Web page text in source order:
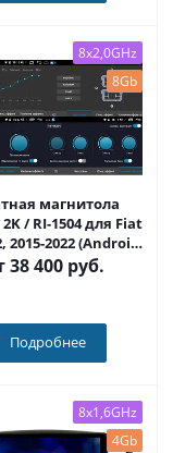
8x2,0GHz
8Gb
магнитола
/ RI-1504 для Fiat
2015-2022 (Android
12)
38 400 руб.
Подробнее
8x1,6GHz
4Gb